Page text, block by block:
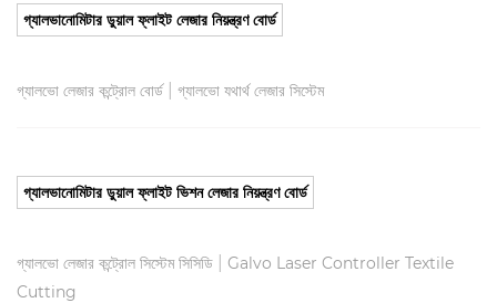
গ্যালভানোমিটার ডুয়াল ফ্লাইট লেজার নিয়ন্ত্রণ বোর্ড
গ্যালভো লেজার কন্ট্রোল বোর্ড| গ্যালভো যথার্থ লেজার সিস্টেম
গ্যালভানোমিটার ডুয়াল ফ্লাইট ভিশন লেজার নিয়ন্ত্রণ বোর্ড
গ্যালভো লেজার কন্ট্রোল সিস্টেম সিসিডি
Galvo Laser Controller Textile
Cutting